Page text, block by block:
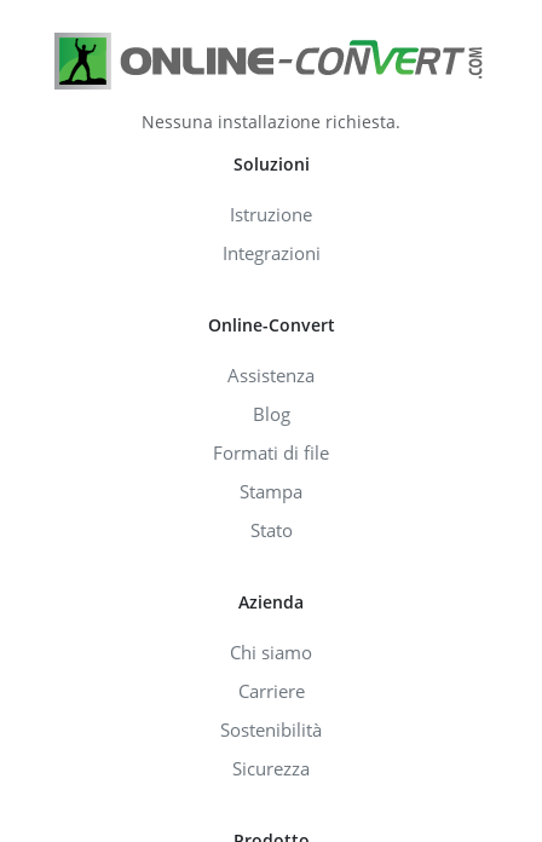
Nessuna installazione richiesta.
Soluzioni
Istruzione
Integrazioni
Online-Convert
Assistenza
Blog
Formati di file
Stampa
Stato
Azienda
Chi siamo
Carriere
Sostenibilità
Sicurezza